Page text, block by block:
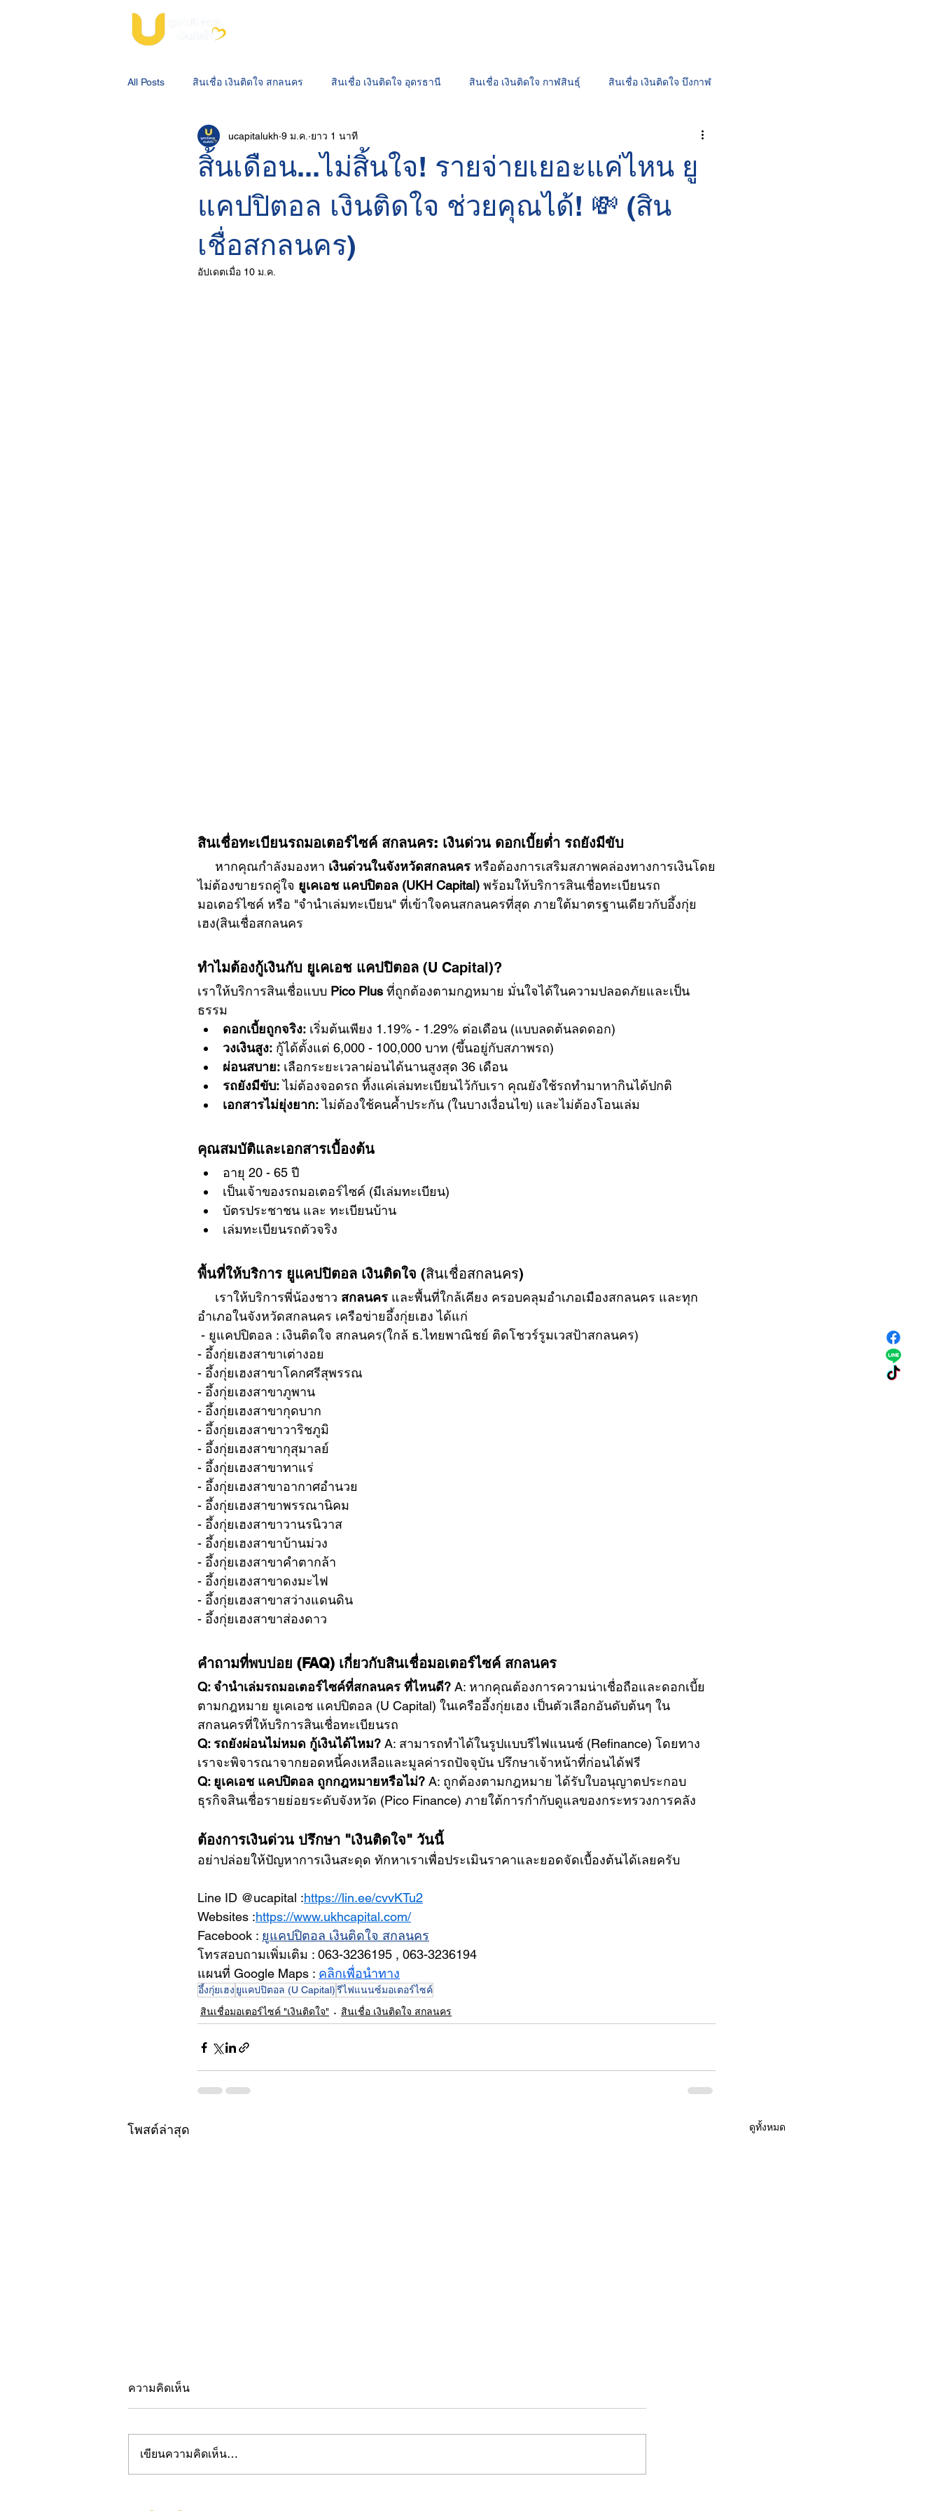
All Posts สินเชื่อ เงินติดใจ สกลนคร สินเชื่อ เงินติดใจ อุดรธานี สินเชื่อ เงินติดใจ กาฬสินธุ์ สินเชื่อ เงินติดใจ บึงกาฬ
สินเชื่อจำนำโฉนดที่ดินสกลนคร สินเชื่อ เงินติดใจ ร้อยเอ็ด เงินติดใจ | สินเชื่อรถและที่ดิน
สิ้นเดือน...ไม่สิ้นใจ! รายจ่ายเยอะแค่ไหน ยู
แคปปิตอล เงินติดใจ ช่วยคุณได้! 💸 (สิน
เชื่อสกลนคร)
ucapitalukh 9 ม.ค. ยาว 1 นาที
อัปเดตเมื่อ 10 ม.ค.
สินเชื่อทะเบียนรถมอเตอร์ไซค์ สกลนคร: เงินด่วน ดอกเบี้ยต่ำ รถยังมีขับ
     หากคุณกำลังมองหา
เงินด่วนในจังหวัดสกลนคร หรือต้องการเสริมสภาพคล่องทางการเงินโดย
ไม่ต้องขายรถคู่ใจ ยูเคเอช แคปปิตอล (UKH Capital) พร้อมให้บริการสินเชื่อทะเบียนรถ
มอเตอร์ไซค์ หรือ "จำนำเล่มทะเบียน" ที่เข้าใจคนสกลนครที่สุด ภายใต้มาตรฐานเดียวกับอึ้งกุ่ย
เฮง(สินเชื่อสกลนคร
ทำไมต้องกู้เงินกับ ยูเคเอช แคปปิตอล (U Capital)?
เราให้บริการสินเชื่อแบบ Pico Plus ที่ถูกต้องตามกฎหมาย มั่นใจได้ในความปลอดภัยและเป็น
ธรรม
ดอกเบี้ยถูกจริง: เริ่มต้นเพียง 1.19% - 1.29% ต่อเดือน (แบบลดต้นลดดอก)
วงเงินสูง: กู้ได้ตั้งแต่ 6,000 - 100,000 บาท (ขึ้นอยู่กับสภาพรถ)
ผ่อนสบาย: เลือกระยะเวลาผ่อนได้นานสูงสุด 36 เดือน
รถยังมีขับ: ไม่ต้องจอดรถ ทิ้งแค่เล่มทะเบียนไว้กับเรา คุณยังใช้รถทำมาหากินได้ปกติ
เอกสารไม่ยุ่งยาก: ไม่ต้องใช้คนค้ำประกัน (ในบางเงื่อนไข) และไม่ต้องโอนเล่ม
คุณสมบัติและเอกสารเบื้องต้น
อายุ 20 - 65 ปี
เป็นเจ้าของรถมอเตอร์ไซค์ (มีเล่มทะเบียน)
บัตรประชาชน และ ทะเบียนบ้าน
เล่มทะเบียนรถตัวจริง
พื้นที่ให้บริการ ยูแคปปิตอล เงินติดใจ (สินเชื่อสกลนคร)
     เราให้บริการพี่น้องชาว
สกลนคร และพื้นที่ใกล้เคียง ครอบคลุมอำเภอเมืองสกลนคร และทุก
อำเภอในจังหวัดสกลนคร เครือข่ายอึ้งกุ่ยเฮง ได้แก่
- ยูแคปปิตอล : เงินติดใจ สกลนคร(ใกล้ ธ.ไทยพาณิชย์ ติดโชวร์รูมเวสป้าสกลนคร)
- อึ้งกุ่ยเฮงสาขาเต่างอย
- อึ้งกุ่ยเฮงสาขาโคกศรีสุพรรณ
- อึ้งกุ่ยเฮงสาขาภูพาน
- อึ้งกุ่ยเฮงสาขากุดบาก
- อึ้งกุ่ยเฮงสาขาวาริชภูมิ
- อึ้งกุ่ยเฮงสาขากุสุมาลย์
- อึ้งกุ่ยเฮงสาขาทาแร่
- อึ้งกุ่ยเฮงสาขาอากาศอำนวย
- อึ้งกุ่ยเฮงสาขาพรรณานิคม
- อึ้งกุ่ยเฮงสาขาวานรนิวาส
- อึ้งกุ่ยเฮงสาขาบ้านม่วง
- อึ้งกุ่ยเฮงสาขาคำตากล้า
- อึ้งกุ่ยเฮงสาขาดงมะไฟ
- อึ้งกุ่ยเฮงสาขาสว่างแดนดิน
- อึ้งกุ่ยเฮงสาขาส่องดาว
คำถามที่พบบ่อย (FAQ) เกี่ยวกับสินเชื่อมอเตอร์ไซค์ สกลนคร
Q: จำนำเล่มรถมอเตอร์ไซค์ที่สกลนคร ที่ไหนดี? A: หากคุณต้องการความน่าเชื่อถือและดอกเบี้ย
ตามกฎหมาย ยูเคเอช แคปปิตอล (U Capital) ในเครืออึ้งกุ่ยเฮง เป็นตัวเลือกอันดับต้นๆ ใน
สกลนครที่ให้บริการสินเชื่อทะเบียนรถ
Q: รถยังผ่อนไม่หมด กู้เงินได้ไหม? A: สามารถทำได้ในรูปแบบรีไฟแนนซ์ (Refinance) โดยทาง
เราจะพิจารณาจากยอดหนี้คงเหลือและมูลค่ารถปัจจุบัน ปรึกษาเจ้าหน้าที่ก่อนได้ฟรี
Q: ยูเคเอช แคปปิตอล ถูกกฎหมายหรือไม่? A: ถูกต้องตามกฎหมาย ได้รับใบอนุญาตประกอบ
ธุรกิจสินเชื่อรายย่อยระดับจังหวัด (Pico Finance) ภายใต้การกำกับดูแลของกระทรวงการคลัง
ต้องการเงินด่วน ปรึกษา "เงินติดใจ" วันนี้
อย่าปล่อยให้ปัญหาการเงินสะดุด ทักหาเราเพื่อประเมินราคาและยอดจัดเบื้องต้นได้เลยครับ
Line ID @ucapital :https://lin.ee/cvvKTu2
Websites :https://www.ukhcapital.com/
Facebook : ยูแคปปิตอล เงินติดใจ สกลนคร
โทรสอบถามเพิ่มเติม : 063-3236195 , 063-3236194
แผนที่ Google Maps : คลิกเพื่อนำทาง
อึ้งกุ่ยเฮง ยูแคปปิตอล (U Capital)รีไฟแนนซ์มอเตอร์ไซค์
สินเชื่อมอเตอร์ไซค์ "เงินติดใจ"
สินเชื่อ เงินติดใจ สกลนคร
โพสต์ล่าสุด ดูทั้งหมด
ความคิดเห็น
เขียนความคิดเห็น…